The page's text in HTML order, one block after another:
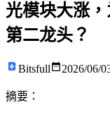
光模块大涨
第二龙头？
Bitsfull 2026/06/
摘要：